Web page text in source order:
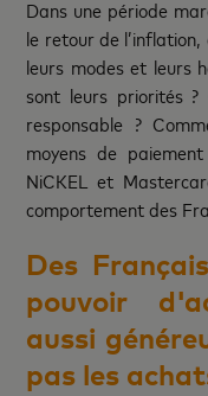
Dans une période
le retour de
leurs modes et leurs
sont leurs priorités ?
responsable ?
moyens de
NiCKEL et
comportement des
Des
pouvoir
aussi
pas les